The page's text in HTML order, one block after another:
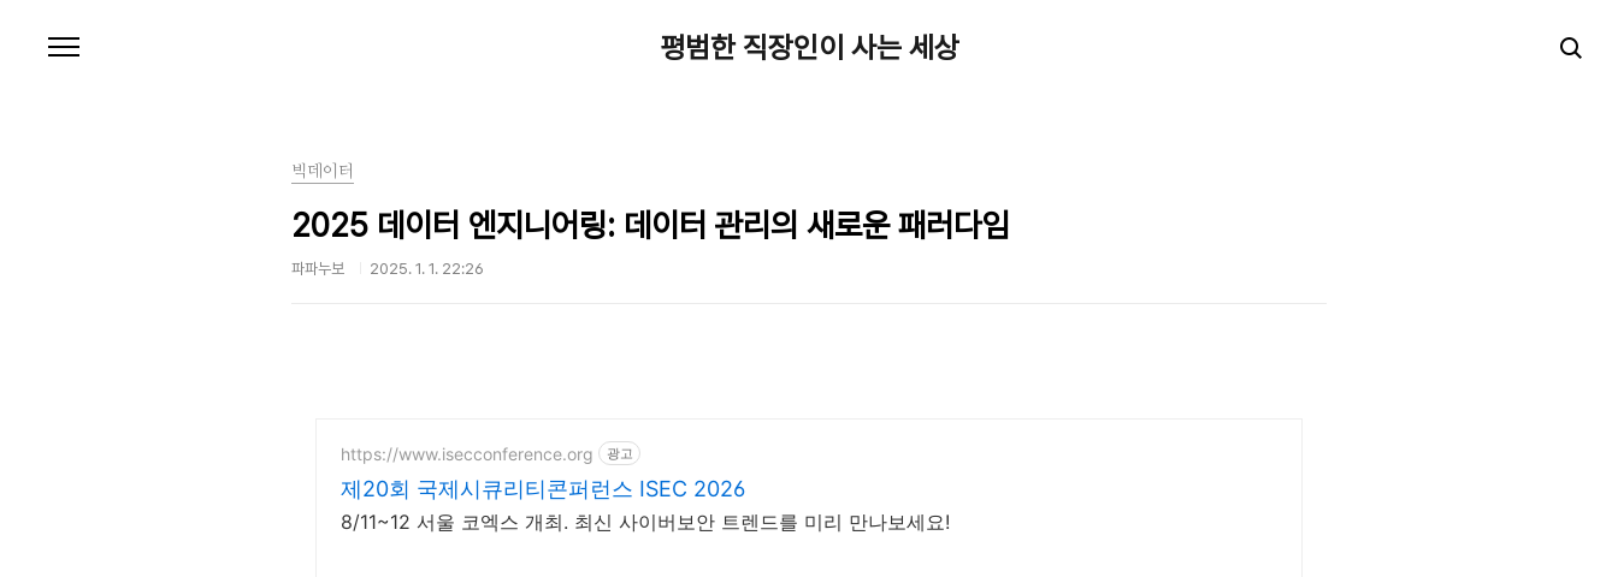
평범한 직장인이 사는 세상
빅데이터
2025 데이터 엔지니어링: 데이터 관리의 새로운 패러다임
파파누보 2025. 1. 1. 22:26
https://www.isecconference.org 광고
제20회 국제시큐리티콘퍼런스 ISEC 2026
8/11~12 서울 코엑스 개최. 최신 사이버보안 트렌드를 미리 만나보세요!